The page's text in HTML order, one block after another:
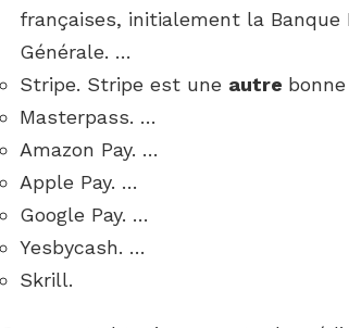
françaises, initialement la Banque
Générale. …
Stripe. Stripe est une autre
Masterpass. …
Amazon Pay. …
Apple Pay. …
Google Pay. …
Yesbycash. …
Skrill.